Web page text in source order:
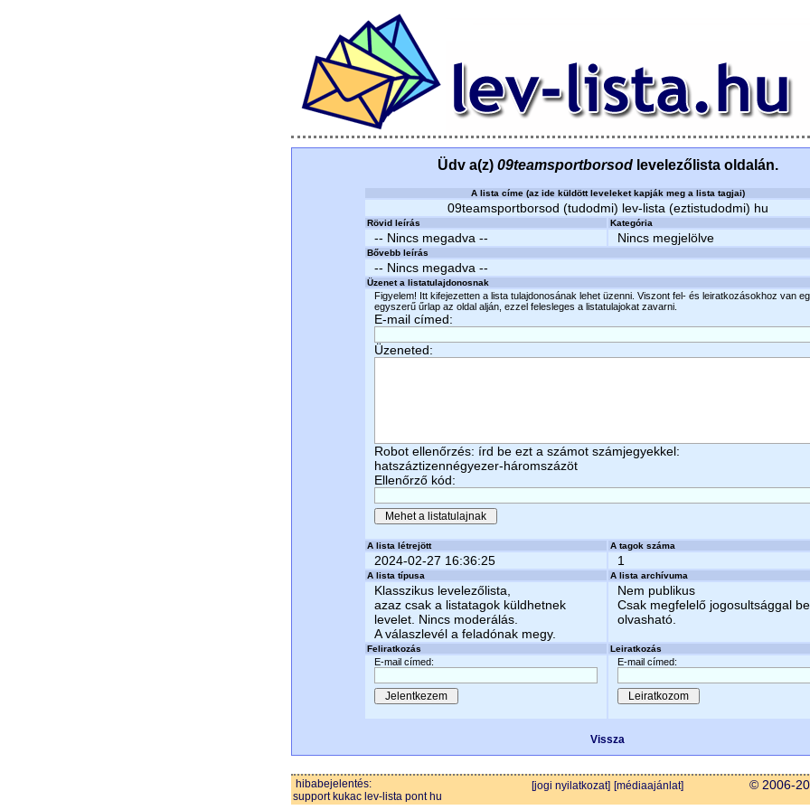
Üdv a(z) 09teamsportborsodlevelezőlista oldalán.
A lista címe (az ide küldött leveleket kapják meg a lista tagjai)
09teamsportborsod (tudodmi) lev-lista (eztistudodmi) hu
Rövid leírás Kategória
-- Nincs megadva -- Nincs megjelölve
Bővebb leírás
-- Nincs megadva --
Üzenet a listatulajdonosnak
Figyelem! Itt kifejezetten a lista tulajdonosának lehet üzenni. Viszont fel- és leiratkozásokhoz van
egyszerű űrlap az oldal alján, ezzel felesleges a listatulajokat zavarni.
E-mail címed:
Üzeneted:
Robot ellenőrzés: írd be ezt a számot számjegyekkel:
hatszáztizennégyezer-háromszázöt
Ellenőrző kód:
A lista létrejött A tagok száma
2024-02-27 16:36:25 1
A lista típusa A lista archívuma
Klasszikus levelezőlista,
azaz csak a listatagok küldhetnek
levelet. Nincs moderálás.
A válaszlevél a feladónak megy.
Nem publikus
Csak megfelelő jogosultsággal
olvasható.
Feliratkozás Leiratkozás
E-mail címed: E-mail címed:
Vissza
hibabejelentés:
support kukac lev-lista pont hu
© 2006-
[jogi nyilatkozat] [médiaajánlat]